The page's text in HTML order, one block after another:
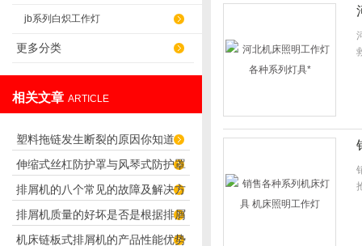
jb系列白炽工作灯
更多分类
相关文章 ARTICLE
塑料拖链发生断裂的原因你知道
吗？
伸缩式丝杠防护罩与风琴式防护罩
的区别
排屑机的八个常见的故障及解决方
法
排屑机质量的好坏是否是根据排屑
量来判断的？
机床链板式排屑机的产品性能优势